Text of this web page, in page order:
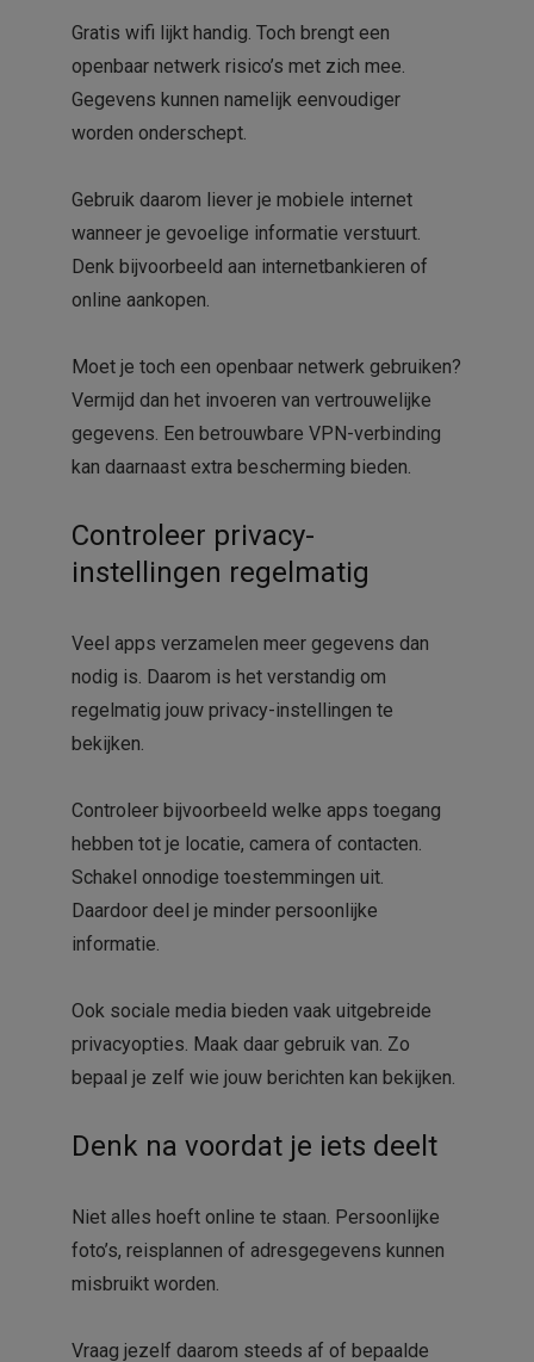
Gratis wifi lijkt handig. Toch brengt een
openbaar netwerk risico’s met zich mee.
Gegevens kunnen namelijk eenvoudiger
worden onderschept.
Gebruik daarom liever je mobiele internet
wanneer je gevoelige informatie verstuurt.
Denk bijvoorbeeld aan internetbankieren of
online aankopen.
Moet je toch een openbaar netwerk gebruiken?
Vermijd dan het invoeren van vertrouwelijke
gegevens. Een betrouwbare VPN-verbinding
kan daarnaast extra bescherming bieden.
Controleer privacy-
instellingen regelmatig
Veel apps verzamelen meer gegevens dan
nodig is. Daarom is het verstandig om
regelmatig jouw privacy-instellingen te
bekijken.
Controleer bijvoorbeeld welke apps toegang
hebben tot je locatie, camera of contacten.
Schakel onnodige toestemmingen uit.
Daardoor deel je minder persoonlijke
informatie.
Ook sociale media bieden vaak uitgebreide
privacyopties. Maak daar gebruik van. Zo
bepaal je zelf wie jouw berichten kan bekijken.
Denk na voordat je iets deelt
Niet alles hoeft online te staan. Persoonlijke
foto’s, reisplannen of adresgegevens kunnen
misbruikt worden.
Vraag jezelf daarom steeds af of bepaalde